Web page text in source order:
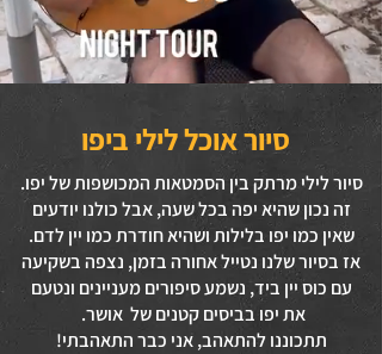
סיור אוכל לילי ביפו
סיור לילי מרתק בין הסמטאות המכושפות של יפו.
זה נכון שהיא יפה בכל שעה, אבל כולנו יודעים
שאין כמו יפו בלילות ושהיא חודרת כמו יין לדם.
אז בסיור שלנו נטייל אחורה בזמן, נצפה בשקיעה
עם כוס יין ביד, נשמע סיפורים מעניינים ונטעם
את יפו בביסים קטנים של אושר.
תתכוננו להתאהב, אני כבר התאהבתי!